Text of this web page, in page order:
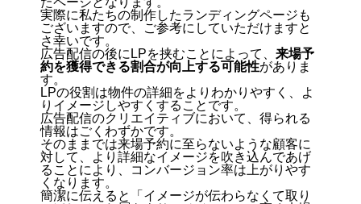
実際に私たちの制作したランディングページも
ございますので、ご参考にしていただけますと
さ幸いです。
広告配信の後にLPを挟むことによって、 来場予
約を獲得できる割合が向上する可能性がありま
す。
LPの役割は物件の詳細をよりわかりやすく、よ
りイメージしやすくすることです。
広告配信のクリエイティブにおいて、得られる
情報はごくわずかです。
そのままでは来場予約に至らないような顧客に
対して、より詳細なイメージを吹き込んであげ
ることにより、コンバージョン率は上がりやす
くなります。
簡潔に伝えると「イメージが伝わらなくて取り